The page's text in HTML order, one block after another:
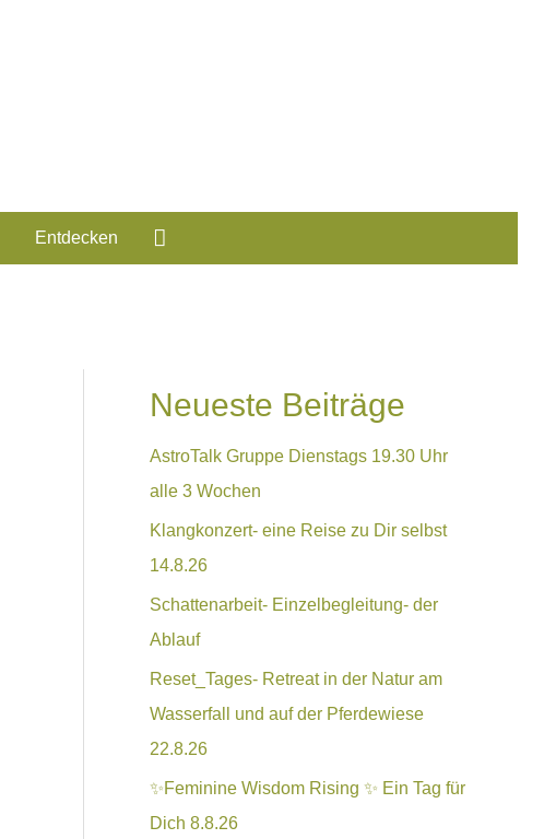
Entdecken
Neueste Beiträge
AstroTalk Gruppe Dienstags 19.30 Uhr
alle 3 Wochen
Klangkonzert- eine Reise zu Dir selbst
14.8.26
Schattenarbeit- Einzelbegleitung- der
Ablauf
Reset_Tages- Retreat in der Natur am
Wasserfall und auf der Pferdewiese
22.8.26
✨Feminine Wisdom Rising ✨ Ein Tag für
Dich 8.8.26